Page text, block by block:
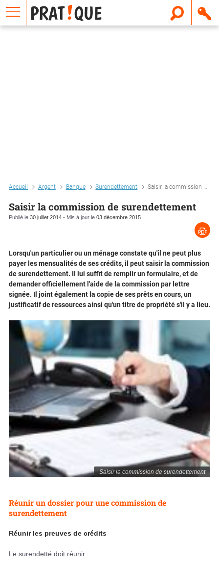
Accueil Argent Banque Surendettement Saisir la commission de surendettement
Saisir la commission de surendettement
Publié le 30 juillet 2014 - Mis à jour le 03 décembre 2015
Saisir la commission de surendettement
Lorsqu'un particulier ou un ménage constate qu'il ne peut plus
payer les mensualités de ses crédits, il peut saisir la commission
de surendettement. Il lui suffit de remplir un formulaire, et de
demander officiellement l'aide de la commission par lettre
signée. Il joint également la copie de ses prêts en cours, un
justificatif de ressources ainsi qu'un titre de propriété s'il y a lieu.
Réunir un dossier pour une commission de
surendettement
Réunir les preuves de crédits
Le surendetté doit réunir :
E
m
a